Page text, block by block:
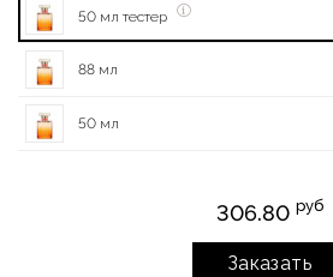
50 мл тестер
88 мл
50 мл
306.80 руб
Заказать